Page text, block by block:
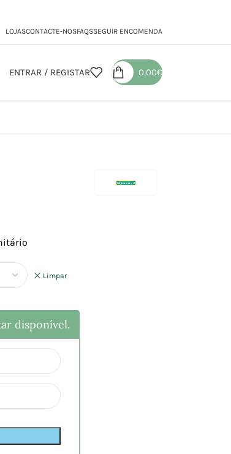
LOJASCONTACTE-NOSFAQSSEGUIR ENCOMENDA
ENTRAR / REGISTAR 0,00€
Limpar
disponível.